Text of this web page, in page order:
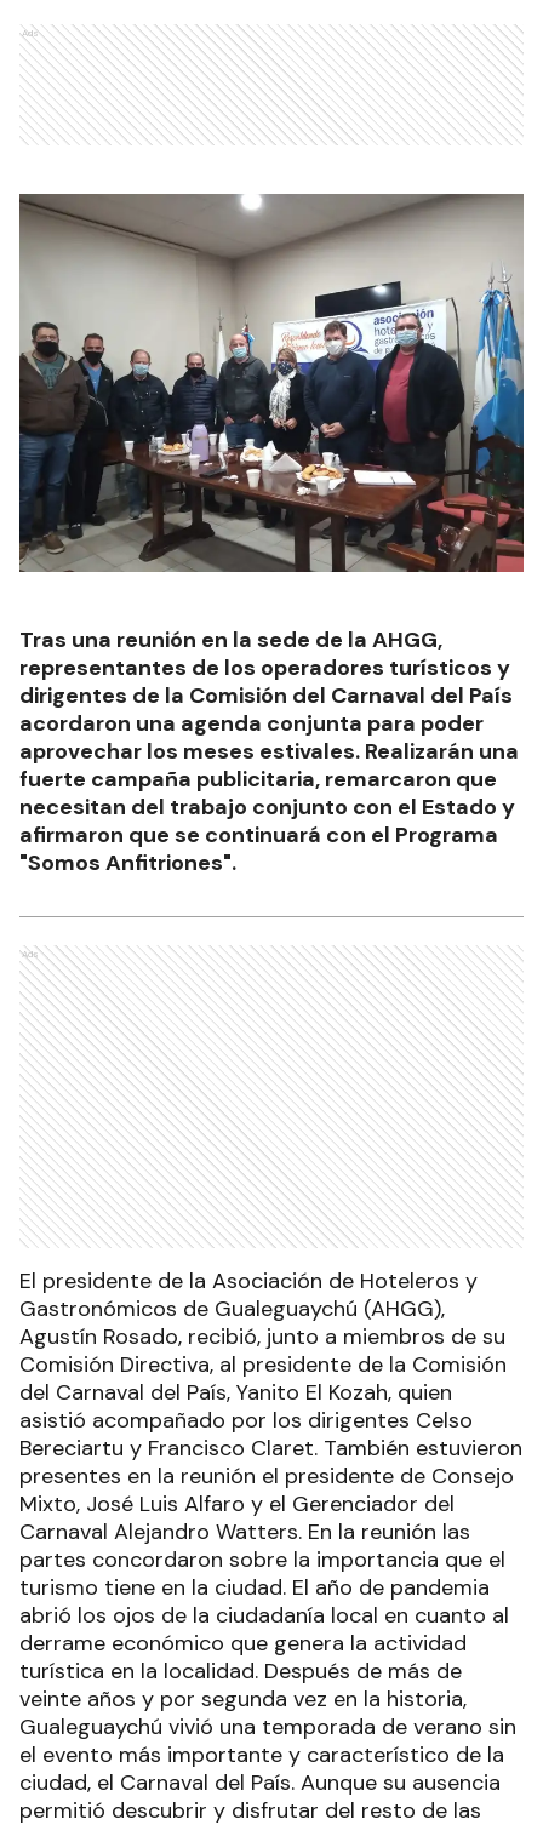
Ads
Tras una reunión en la sede de la AHGG,
representantes de los operadores turísticos y
dirigentes de la Comisión del Carnaval del País
acordaron una agenda conjunta para poder
aprovechar los meses estivales. Realizarán una
fuerte campaña publicitaria, remarcaron que
necesitan del trabajo conjunto con el Estado y
afirmaron que se continuará con el Programa
"Somos Anfitriones".
Ads
El presidente de la Asociación de Hoteleros y
Gastronómicos de Gualeguaychú (AHGG),
Agustín Rosado, recibió, junto a miembros de su
Comisión Directiva, al presidente de la Comisión
del Carnaval del País, Yanito El Kozah, quien
asistió acompañado por los dirigentes Celso
Bereciartu y Francisco Claret. También estuvieron
presentes en la reunión el presidente de Consejo
Mixto, José Luis Alfaro y el Gerenciador del
Carnaval Alejandro Watters. En la reunión las
partes concordaron sobre la importancia que el
turismo tiene en la ciudad. El año de pandemia
abrió los ojos de la ciudadanía local en cuanto al
derrame económico que genera la actividad
turística en la localidad. Después de más de
veinte años y por segunda vez en la historia,
Gualeguaychú vivió una temporada de verano sin
el evento más importante y característico de la
ciudad, el Carnaval del País. Aunque su ausencia
permitió descubrir y disfrutar del resto de las